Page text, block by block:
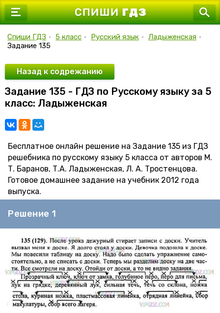
7 класс
9 класс
10 класс
11 класс
Спиши ГДЗ • 5 класс • Русский язык • Ладыженская •
Задание 135
Назад к содрежанию
Задание 135 - ГДЗ по Русскому языку за 5
класс: Ладыженская
Бесплатное онлайн решение на Задание 135 из ГДЗ
решебника по русскому языку 5 класса от авторов М.
Т. Баранов, Т.А. Ладыженская, Л. А. Тростенцова.
Готовое домашнее задание на учебник 2012 года
выпуска.
Решение 1